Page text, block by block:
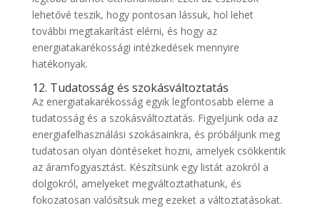
lehetővé teszik, hogy pontosan lássuk, hol lehet
további megtakarítást elérni, és hogy az
energiatakarékossági intézkedések mennyire
hatékonyak.
12. Tudatosság és szokásváltoztatás
Az energiatakarékosság egyik legfontosabb eleme a
tudatosság és a szokásváltoztatás. Figyeljünk oda az
energiafelhasználási szokásainkra, és próbáljunk meg
tudatosan olyan döntéseket hozni, amelyek csökkentik
az áramfogyasztást. Készítsünk egy listát azokról a
dolgokról, amelyeket megváltoztathatunk, és
fokozatosan valósítsuk meg ezeket a változtatásokat.